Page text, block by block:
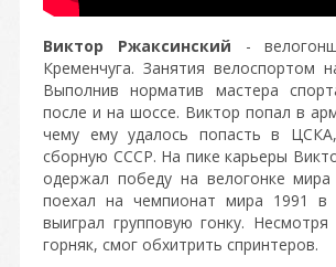
Виктор Ржаксинский -
Кременчуга. Занятия велоспортом
Выполнив норматив мастера
после и на шоссе. Виктор попал в
чему ему удалось попасть в
сборную СССР. На пике карьеры
одержал победу на велогонке
поехал на чемпионат мира 1991 в
выиграл групповую гонку.
горняк, смог обхитрить спринтеров.